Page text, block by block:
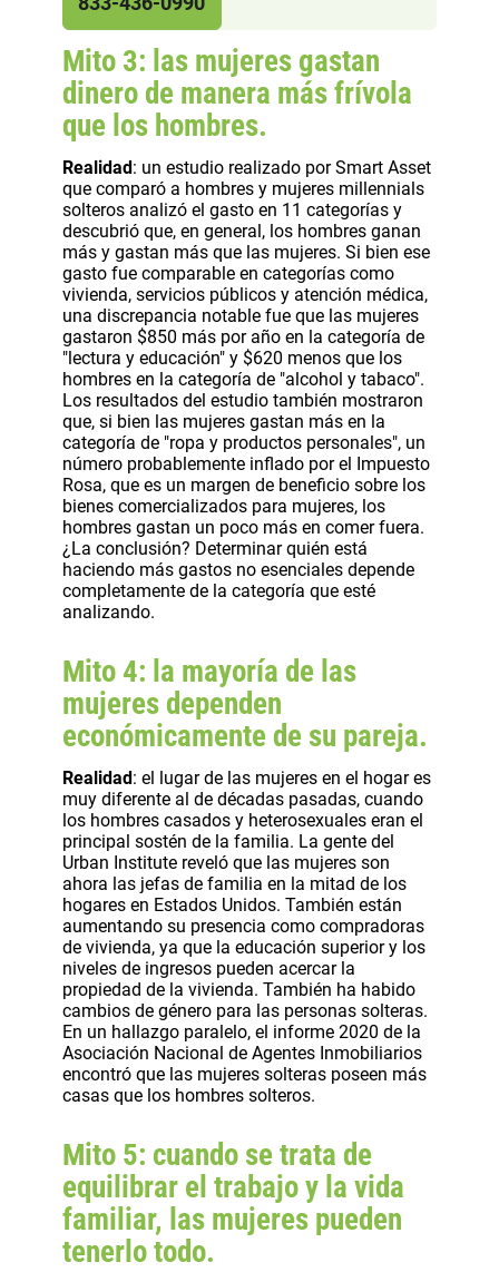
Mito 3: las mujeres gastan
dinero de manera más frívola
que los hombres.
Realidad: un estudio realizado por Smart Asset
que comparó a hombres y mujeres millennials
solteros analizó el gasto en 11 categorías y
descubrió que, en general, los hombres ganan
más y gastan más que las mujeres. Si bien ese
gasto fue comparable en categorías como
vivienda, servicios públicos y atención médica,
una discrepancia notable fue que las mujeres
gastaron $850 más por año en la categoría de
"lectura y educación" y $620 menos que los
hombres en la categoría de "alcohol y tabaco".
Los resultados del estudio también mostraron
que, si bien las mujeres gastan más en la
categoría de "ropa y productos personales", un
número probablemente inflado por el Impuesto
Rosa, que es un margen de beneficio sobre los
bienes comercializados para mujeres, los
hombres gastan un poco más en comer fuera.
¿La conclusión? Determinar quién está
haciendo más gastos no esenciales depende
completamente de la categoría que esté
analizando.
Mito 4: la mayoría de las
mujeres dependen
económicamente de su pareja.
Realidad : el lugar de las mujeres en el hogar es
muy diferente al de décadas pasadas, cuando
los hombres casados y heterosexuales eran el
principal sostén de la familia. La gente del
Urban Institute reveló que las mujeres son
ahora las jefas de familia en la mitad de los
hogares en Estados Unidos. También están
aumentando su presencia como compradoras
de vivienda, ya que la educación superior y los
niveles de ingresos pueden acercar la
propiedad de la vivienda. También ha habido
cambios de género para las personas solteras.
En un hallazgo paralelo, el informe 2020 de la
Asociación Nacional de Agentes Inmobiliarios
encontró que las mujeres solteras poseen más
casas que los hombres solteros.
Mito 5: cuando se trata de
equilibrar el trabajo y la vida
familiar, las mujeres pueden
tenerlo todo.